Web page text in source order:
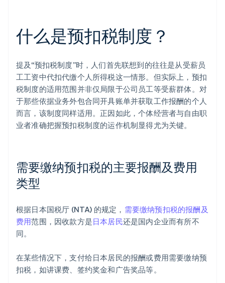
什么是预扣税制度？
提及“预扣税制度”时，人们首先联想到的往往是从受薪员
工工资中代扣代缴个人所得税这一情形。但实际上，预扣
税制度的适用范围并非仅局限于公司员工等受薪群体。对
于那些依据业务外包合同开具账单并获取工作报酬的个人
而言，该制度同样适用。正因如此，个体经营者与自由职
业者准确把握预扣税制度的运作机制显得尤为关键。
需要缴纳预扣税的主要报酬及费用
类型
根据日本国税厅 (NTA) 的规定， 需要缴纳预扣税的报酬及
费用范围，因收款方是日本居民还是国内企业而有所不
同。
在某些情况下，支付给日本居民的报酬或费用需要缴纳预
扣税，如讲课费、签约奖金和广告奖品等。